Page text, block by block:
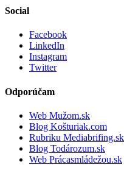
Social
Facebook
LinkedIn
Instagram
Twitter
Odporúčam
Web Mužom.sk
Blog Košturiak.com
Rubriku Mediabrifing.sk
Blog Todározum.sk
Web Prácasmládežou.sk